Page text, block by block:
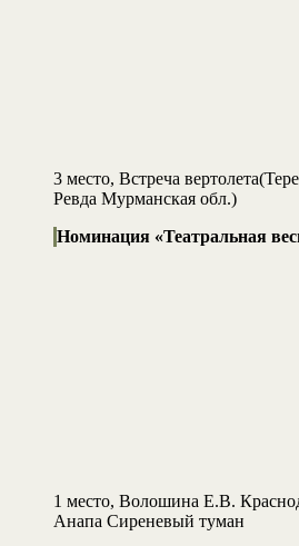
3 место, Встреча
Ревда Мурманская обл.)
Номинация «Театральная
1 место, Волошина Е.В.
Анапа Сиреневый туман